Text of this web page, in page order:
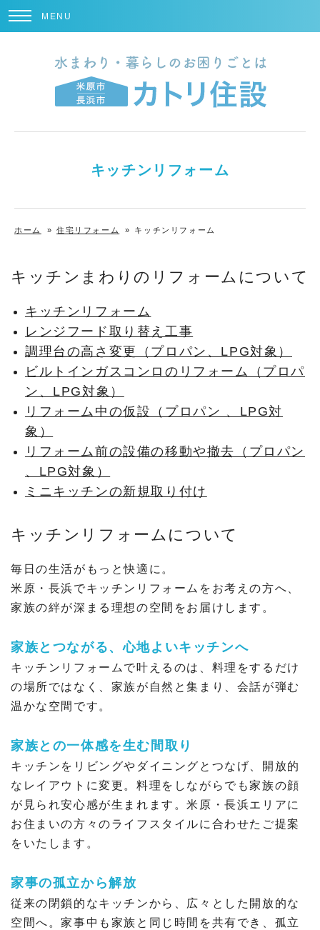
MENU
キッチンリフォーム
ホーム » 住宅リフォーム » キッチンリフォーム
キッチンまわりのリフォームについて
キッチンリフォーム
レンジフード取り替え工事
調理台の高さ変更（プロパン、LPG対象）
ビルトインガスコンロのリフォーム（プロパ
ン、LPG対象）
リフォーム中の仮設（プロパン 、LPG対
象）
リフォーム前の設備の移動や撤去（プロパン
、LPG対象）
ミニキッチンの新規取り付け
キッチンリフォームについて
毎日の生活がもっと快適に。
米原・長浜でキッチンリフォームをお考えの方へ、
家族の絆が深まる理想の空間をお届けします。
家族とつながる、心地よいキッチンへ
キッチンリフォームで叶えるのは、料理をするだけ
の場所ではなく、家族が自然と集まり、会話が弾む
温かな空間です。
家族との一体感を生む間取り
キッチンをリビングやダイニングとつなげ、開放的
なレイアウトに変更。料理をしながらでも家族の顔
が見られ安心感が生まれます。米原・長浜エリアに
お住まいの方々のライフスタイルに合わせたご提案
をいたします。
家事の孤立から解放
従来の閉鎖的なキッチンから、広々とした開放的な
空間へ。家事中も家族と同じ時間を共有でき、孤立